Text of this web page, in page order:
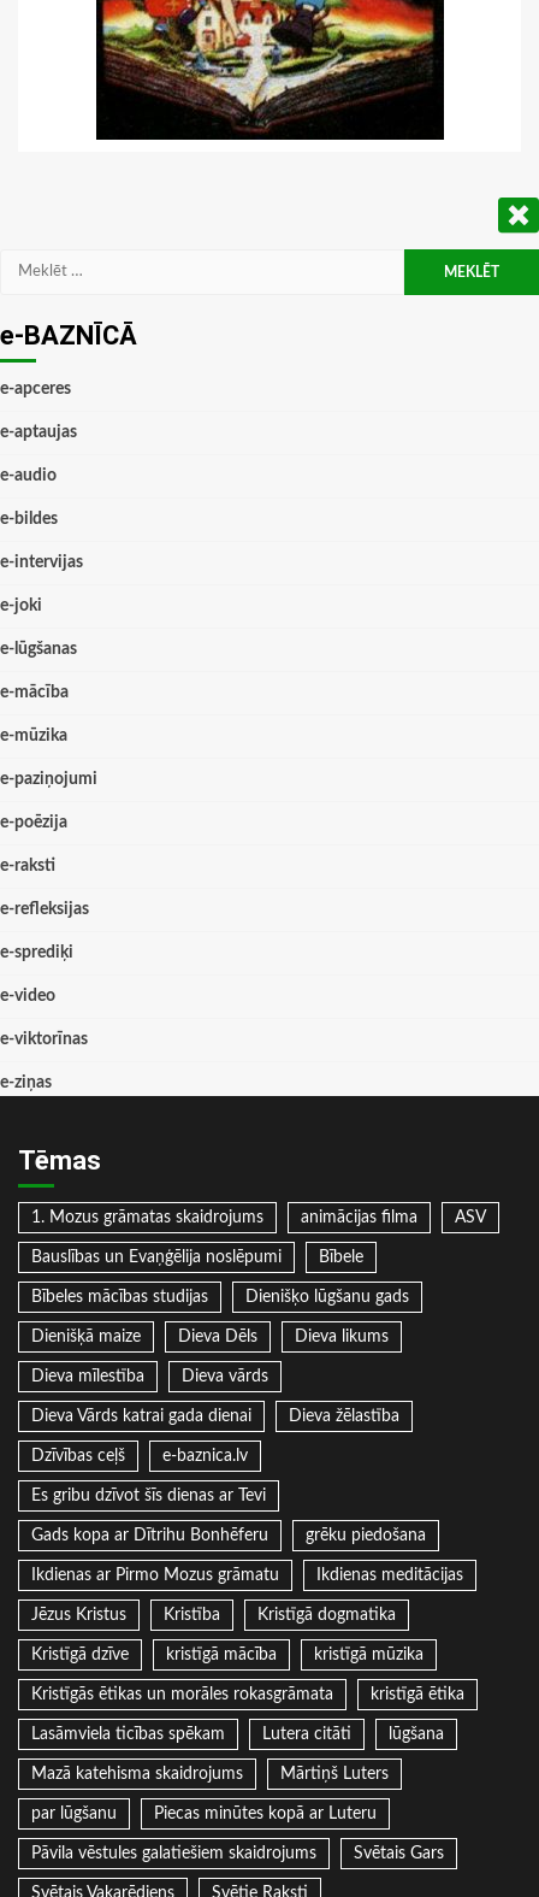
Meklēt:
e-BAZNĪCĀ
e-apceres
e-aptaujas
e-audio
e-bildes
e-intervijas
e-joki
e-lūgšanas
e-mācība
e-mūzika
e-paziņojumi
e-poēzija
e-raksti
e-refleksijas
e-sprediķi
e-video
e-viktorīnas
e-ziņas
Tēmas
1. Mozus grāmatas skaidrojums animācijas filma ASV
Bauslības un Evaņģēlija noslēpumi Bībele
Bībeles mācības studijas Dienišķo lūgšanu gads
Dienišķā maize Dieva Dēls Dieva likums
Dieva mīlestība Dieva vārds
Dieva Vārds katrai gada dienai Dieva žēlastība
Dzīvības ceļš e-baznica.lv
Es gribu dzīvot šīs dienas ar Tevi
Gads kopa ar Dītrihu Bonhēferu grēku piedošana
Ikdienas ar Pirmo Mozus grāmatu Ikdienas meditācijas
Jēzus Kristus Kristība Kristīgā dogmatika
Kristīgā dzīve kristīgā mācība kristīgā mūzika
Kristīgās ētikas un morāles rokasgrāmata kristīgā ētika
Lasāmviela ticības spēkam Lutera citāti lūgšana
Mazā katehisma skaidrojums Mārtiņš Luters
par lūgšanu Piecas minūtes kopā ar Luteru
Pāvila vēstules galatiešiem skaidrojums Svētais Gars